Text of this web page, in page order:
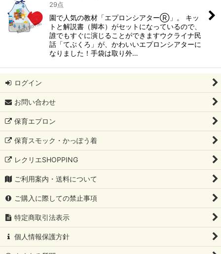
29点
園で人気の教材「エプロンシアターⓇ」。 キッ
トと解説書（脚本）がセットになっているので、
誰でもすぐに演じることができますウクライナ民
話「てぶくろ」が、かわいいエプロンシアターに
なりました！手袋は取り外…
ログイン
お問い合わせ
保育エプロン
保育スモック・かっぽう着
レクリエSHOPPING
ご利用案内・送料について
ご購入に際しての禁止事項
特定商取引法表示
個人情報保護方針